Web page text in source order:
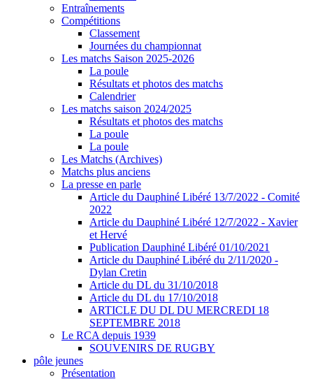
Entraînements
Compétitions
Classement
Journées du championnat
Les matchs Saison 2025-2026
La poule
Résultats et photos des matchs
Calendrier
Les matchs saison 2024/2025
Résultats et photos des matchs
La poule
La poule
Les Matchs (Archives)
Matchs plus anciens
La presse en parle
Article du Dauphiné Libéré 13/7/2022 - Comité
2022
Article du Dauphiné Libéré 12/7/2022 - Xavier
et Hervé
Publication Dauphiné Libéré 01/10/2021
Article du Dauphiné Libéré du 2/11/2020 -
Dylan Cretin
Article du DL du 31/10/2018
Article du DL du 17/10/2018
ARTICLE DU DL DU MERCREDI 18
SEPTEMBRE 2018
Le RCA depuis 1939
SOUVENIRS DE RUGBY
pôle jeunes
Présentation